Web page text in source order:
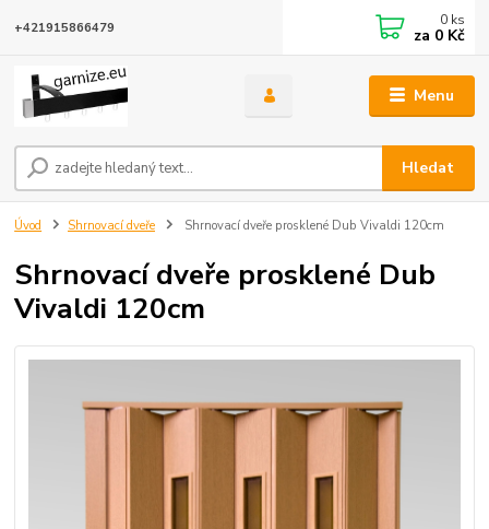
Menu
Hledat
+421915866479 0 ks
za 0 Kč
Úvod Shrnovací dveře Shrnovací dveře prosklené Dub Vivaldi 120cm
Shrnovací dveře prosklené Dub
Vivaldi 120cm